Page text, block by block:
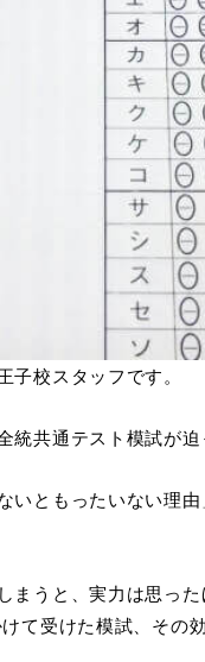
子校スタッフです。
統共通テスト模試が迫
いともったいない理
まうと、実力は思っ
て受けた模試、その